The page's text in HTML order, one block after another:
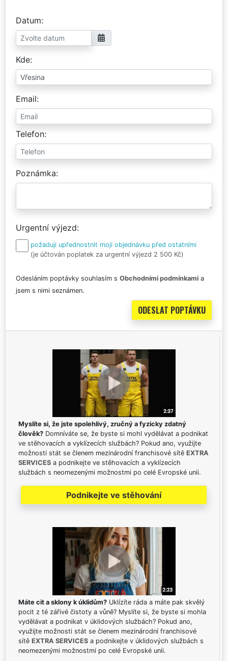
Datum
Kde
Email
Telefon
Poznámka
Urgentní výjezd
požaduji upřednostnit moji objednávku před ostatními
(je účtován poplatek za urgentní výjezd 2 500 Kč)
Odesláním poptávky souhlasím s Obchodními podmínkami a
jsem s nimi seznámen.
Myslíte si, že jste spolehlivý, zručný a fyzicky zdatný
člověk? Domníváte se, že byste si mohl vydělávat a podnikat
ve stěhovacích a vyklízecích službách? Pokud ano, využijte
možnosti stát se členem mezinárodní franchisové sítě EXTRA
SERVICES a podnikejte ve stěhovacích a vyklízecích
službách s neomezenými možnostmi po celé Evropské unii.
Podnikejte ve stěhování
Máte cit a sklony k úklidům? Uklízíte ráda a máte pak skvělý
pocit z té zářivé čistoty a vůně? Myslíte si, že byste si mohla
vydělávat a podnikat v úklidových službách? Pokud ano,
využijte možnosti stát se členem mezinárodní franchisové
sítě EXTRA SERVICES a podnikejte v úklidových službách s
neomezenými možnostmi po celé Evropské unii.